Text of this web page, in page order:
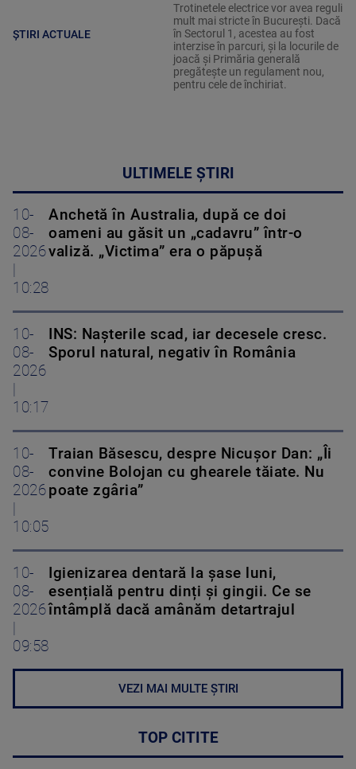
ȘTIRI ACTUALE
Trotinetele electrice vor avea reguli
mult mai stricte în București. Dacă
în Sectorul 1, acestea au fost
interzise în parcuri, și la locurile de
joacă și Primăria generală
pregătește un regulament nou,
pentru cele de închiriat.
ULTIMELE ȘTIRI
10-
08-
2026
|
10:28
Anchetă în Australia, după ce doi
oameni au găsit un „cadavru” într-o
valiză. „Victima” era o păpușă
10-
08-
2026
|
10:17
INS: Nașterile scad, iar decesele cresc.
Sporul natural, negativ în România
10-
08-
2026
|
10:05
Traian Băsescu, despre Nicușor Dan: „Îi
convine Bolojan cu ghearele tăiate. Nu
poate zgâria”
10-
08-
2026
|
09:58
Igienizarea dentară la șase luni,
esențială pentru dinți și gingii. Ce se
întâmplă dacă amânăm detartrajul
VEZI MAI MULTE ȘTIRI
TOP CITITE